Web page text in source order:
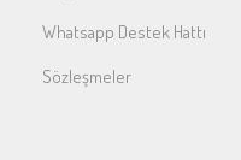
Whatsapp Destek Hattı
Sözleşmeler